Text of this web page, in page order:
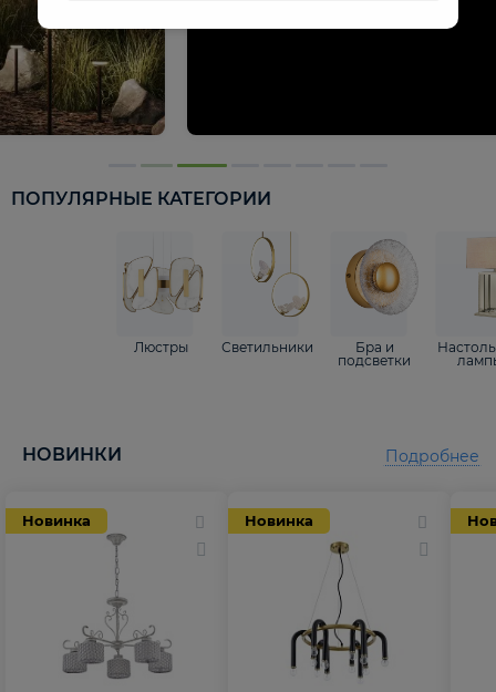
ПОПУЛЯРНЫЕ КАТЕГОРИИ
Люстры Светильники
Бра и
подсветки
НОВИНКИ
Новинка Новинка
Подробнее